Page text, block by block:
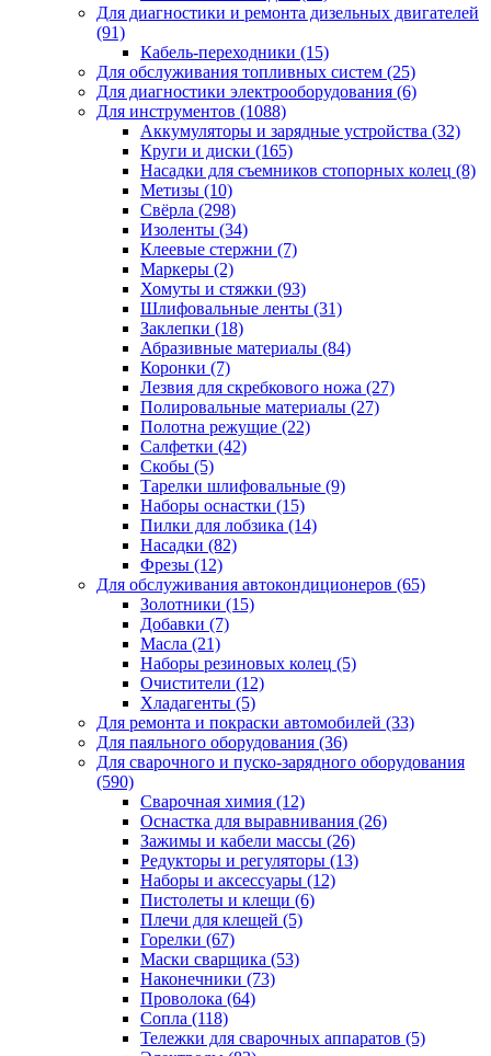
Для диагностики и ремонта дизельных двигателей
(91)
Кабель-переходники (15)
Для обслуживания топливных систем (25)
Для диагностики электрооборудования (6)
Для инструментов (1088)
Аккумуляторы и зарядные устройства (32)
Круги и диски (165)
Насадки для съемников стопорных колец (8)
Метизы (10)
Свёрла (298)
Изоленты (34)
Клеевые стержни (7)
Маркеры (2)
Хомуты и стяжки (93)
Шлифовальные ленты (31)
Заклепки (18)
Абразивные материалы (84)
Коронки (7)
Лезвия для скребкового ножа (27)
Полировальные материалы (27)
Полотна режущие (22)
Салфетки (42)
Скобы (5)
Тарелки шлифовальные (9)
Наборы оснастки (15)
Пилки для лобзика (14)
Насадки (82)
Фрезы (12)
Для обслуживания автокондиционеров (65)
Золотники (15)
Добавки (7)
Масла (21)
Наборы резиновых колец (5)
Очистители (12)
Хладагенты (5)
Для ремонта и покраски автомобилей (33)
Для паяльного оборудования (36)
Для сварочного и пуско-зарядного оборудования
(590)
Сварочная химия (12)
Оснастка для выравнивания (26)
Зажимы и кабели массы (26)
Редукторы и регуляторы (13)
Наборы и аксессуары (12)
Пистолеты и клещи (6)
Плечи для клещей (5)
Горелки (67)
Маски сварщика (53)
Наконечники (73)
Проволока (64)
Сопла (118)
Тележки для сварочных аппаратов (5)